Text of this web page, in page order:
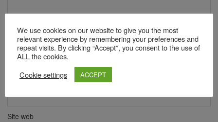
Nume*
Email*
Site web
We use cookies on our website to give you the most
relevant experience by remembering your preferences and
repeat visits. By clicking “Accept”, you consent to the use of
ALL the cookies.
Cookie settings
ACCEPT